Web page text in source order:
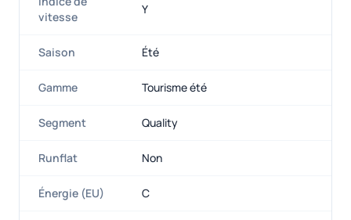
vitesse
Y
Saison Été
Gamme Tourisme été
Segment Quality
Runflat Non
Énergie (EU) C